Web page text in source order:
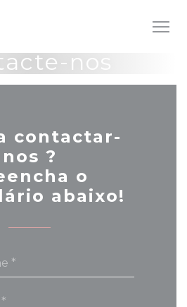
de Cookies
nos
contactar-
nos ?
o
abaixo!